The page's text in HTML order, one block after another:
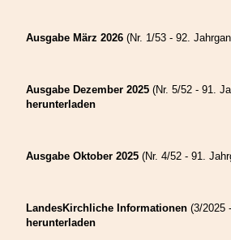
Abschluss des gut besuchten Gottesdienstes
In einer weiteren feierlichen Zeremonie im
Mittagessen und Hanklich, zu der alle
mitgewirkt haben.
Wo Musik Heimat
Ausgabe März 2026 (Nr. 1/53 - 92.
Ausgabe Dezember 2025 (Nr. 5/52 - 91.
herunterladen
Ausgabe Oktober 2025 (Nr. 4/52 - 91.
LandesKirchliche Informationen (3/2025
herunterladen